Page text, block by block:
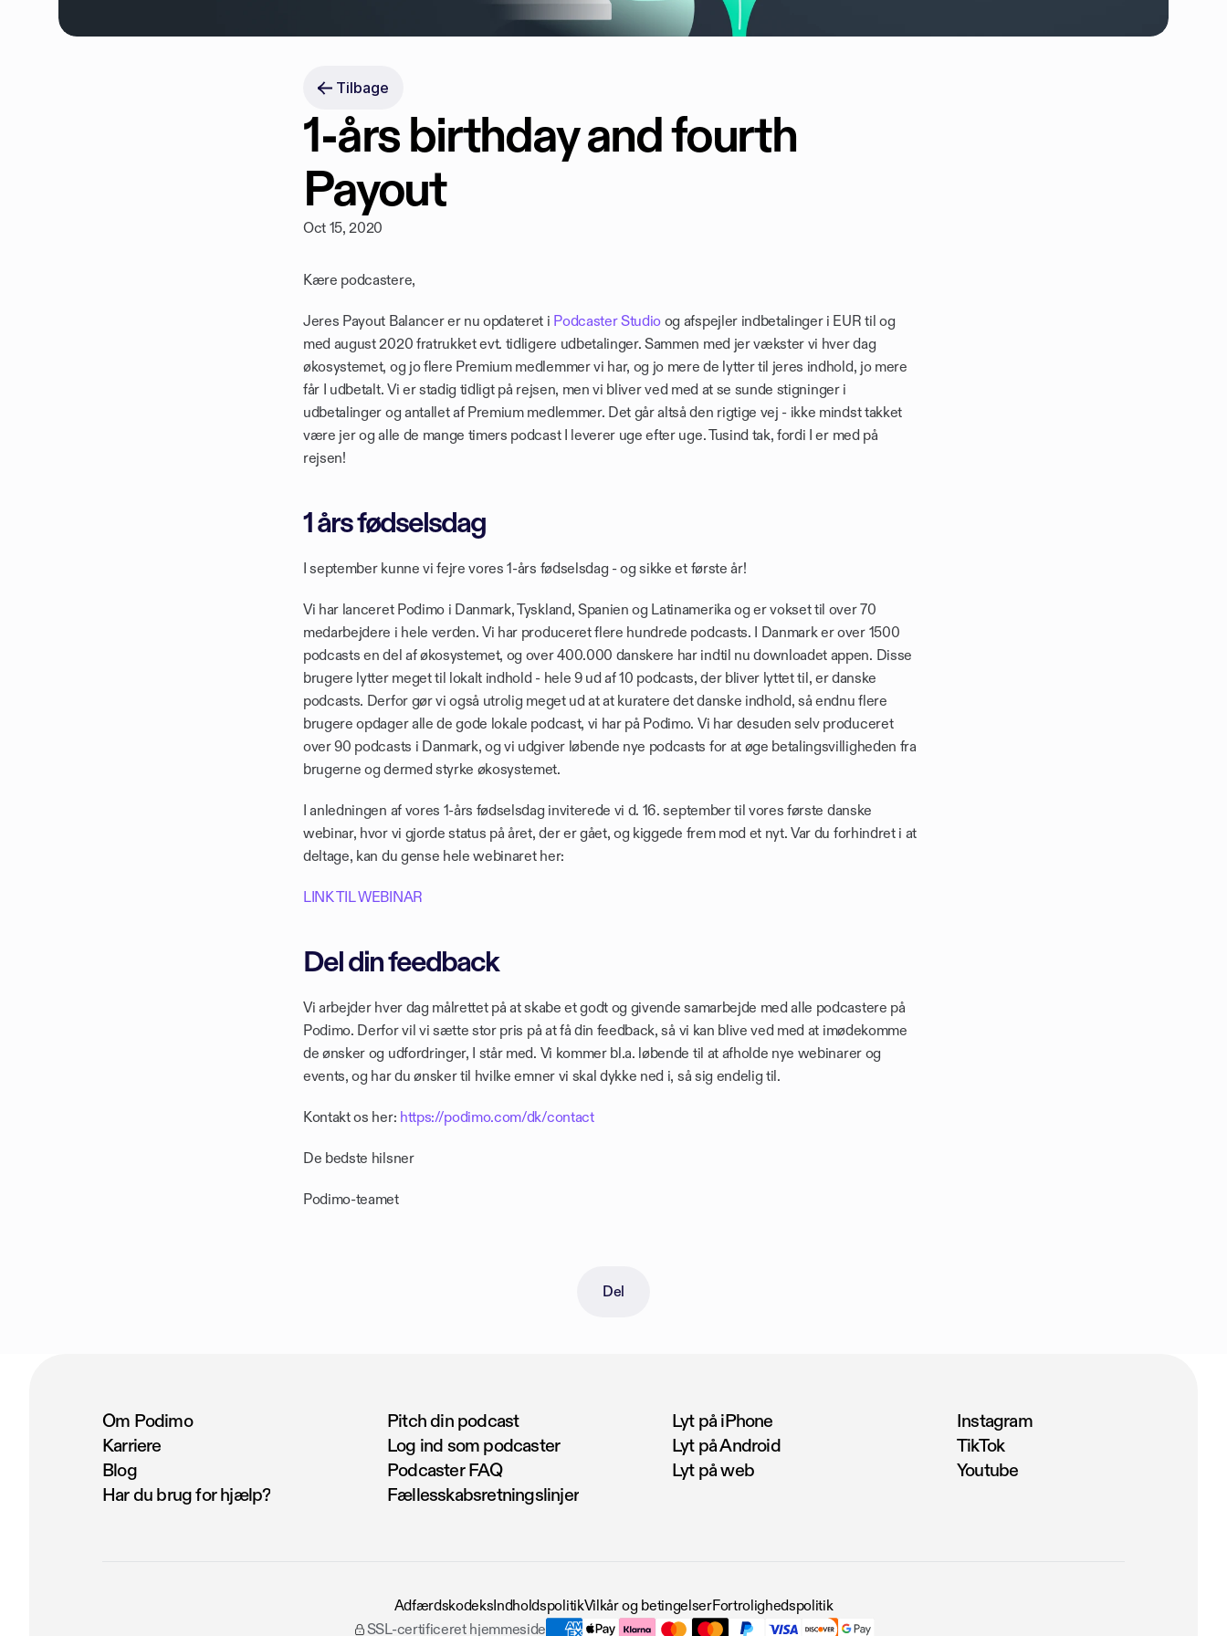
Tilbage
1-års birthday and fourth
Payout
Oct 15, 2020
Kære podcastere,
Jeres Payout Balancer er nu opdateret i Podcaster Studio og afspejler indbetalinger i EUR til og
med august 2020 fratrukket evt. tidligere udbetalinger. Sammen med jer vækster vi hver dag
økosystemet, og jo flere Premium medlemmer vi har, og jo mere de lytter til jeres indhold, jo mere
får I udbetalt. Vi er stadig tidligt på rejsen, men vi bliver ved med at se sunde stigninger i
udbetalinger og antallet af Premium medlemmer. Det går altså den rigtige vej - ikke mindst takket
være jer og alle de mange timers podcast I leverer uge efter uge. Tusind tak, fordi I er med på
rejsen!
1 års fødselsdag
I september kunne vi fejre vores 1-års fødselsdag - og sikke et første år!
Vi har lanceret Podimo i Danmark, Tyskland, Spanien og Latinamerika og er vokset til over 70
medarbejdere i hele verden. Vi har produceret flere hundrede podcasts. I Danmark er over 1500
podcasts en del af økosystemet, og over 400.000 danskere har indtil nu downloadet appen. Disse
brugere lytter meget til lokalt indhold - hele 9 ud af 10 podcasts, der bliver lyttet til, er danske
podcasts. Derfor gør vi også utrolig meget ud at at kuratere det danske indhold, så endnu flere
brugere opdager alle de gode lokale podcast, vi har på Podimo. Vi har desuden selv produceret
over 90 podcasts i Danmark, og vi udgiver løbende nye podcasts for at øge betalingsvilligheden fra
brugerne og dermed styrke økosystemet.
I anledningen af vores 1-års fødselsdag inviterede vi d. 16. september til vores første danske
webinar, hvor vi gjorde status på året, der er gået, og kiggede frem mod et nyt. Var du forhindret i at
deltage, kan du gense hele webinaret her:
LINK TIL WEBINAR
Del din feedback
Vi arbejder hver dag målrettet på at skabe et godt og givende samarbejde med alle podcastere på
Podimo. Derfor vil vi sætte stor pris på at få din feedback, så vi kan blive ved med at imødekomme
de ønsker og udfordringer, I står med. Vi kommer bl.a. løbende til at afholde nye webinarer og
events, og har du ønsker til hvilke emner vi skal dykke ned i, så sig endelig til.
Kontakt os her: https://podimo.com/dk/contact
De bedste hilsner
Podimo-teamet
Del
Om Podimo
Karriere
Blog
Har du brug for hjælp?
Pitch din podcast
Log ind som podcaster
Podcaster FAQ
Fællesskabsretningslinjer
Lyt på iPhone
Lyt på Android
Lyt på web
Instagram
TikTok
Youtube
AdfærdskodeksIndholdspolitikVilkår og betingelserFortrolighedspolitik
SSL-certificeret hjemmeside